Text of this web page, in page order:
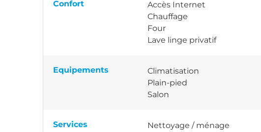
Confort
Accès Internet
Chauffage
Four
Lave linge privatif
Equipements
Climatisation
Plain-pied
Salon
Services Nettoyage / ménage